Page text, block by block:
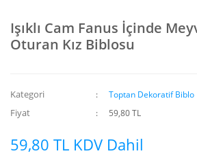
Işıklı Cam Fanus İçinde
Oturan Kız Biblosu
Kategori Toptan Dekoratif Biblo
Fiyat 59,80 TL
59,80 TL KDV Dahil